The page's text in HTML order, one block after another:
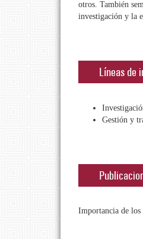
otros. También
investigación y la
Líneas de
Gestión y
Importancia de